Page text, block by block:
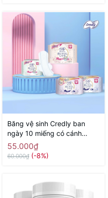
Băng vệ sinh Credly ban
ngày 10 miếng có cánh
24,5cm - Hàng Nhật nội địa
55.000₫
60.000₫ (-8%)